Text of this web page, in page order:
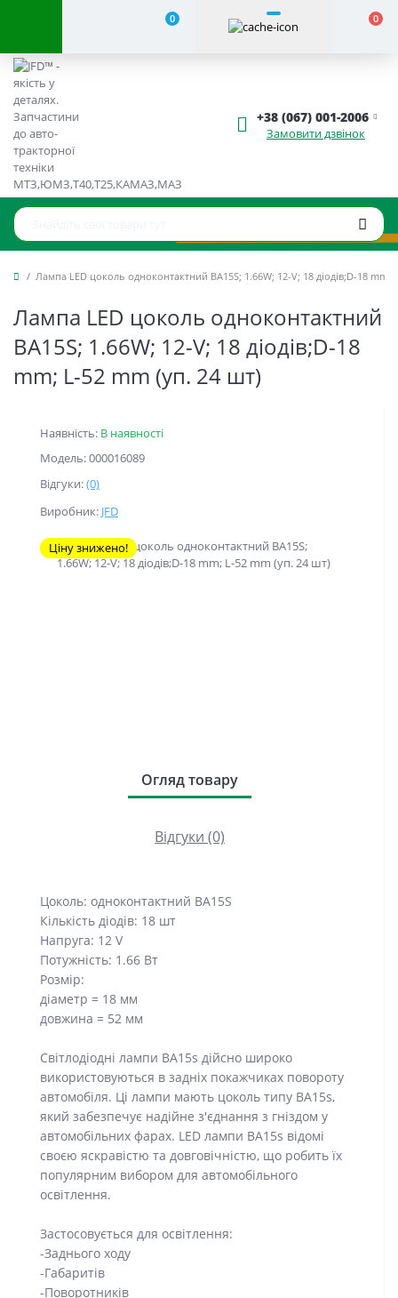
0 0
+38 (067) 001-2006
Замовити дзвінок
Лампа LED цоколь одноконтактний BA15S; 1.66W; 12-V; 18 діодів;D-18 mm;
Лампа LED цоколь одноконтактний
BA15S; 1.66W; 12-V; 18 діодів;D-18
mm; L-52 mm (уп. 24 шт)
Наявність: В наявності
Модель: 000016089
Відгуки:(0)
Виробник: JFD
Ціну знижено!
Огляд товару
Відгуки (0)
Цоколь: одноконтактний BA15S
Кількість діодів: 18 шт
Напруга: 12 V
Потужність: 1.66 Вт
Розмір:
діаметр = 18 мм
довжина = 52 мм
Світлодіодні лампи BA15s дійсно широко
використовуються в задніх покажчиках повороту
автомобіля. Ці лампи мають цоколь типу BA15s,
який забезпечує надійне з'єднання з гніздом у
автомобільних фарах. LED лампи BA15s відомі
своєю яскравістю та довговічністю, що робить їх
популярним вибором для автомобільного
освітлення.
Застосовується для освітлення:
-Заднього ходу
-Габаритів
-Поворотників